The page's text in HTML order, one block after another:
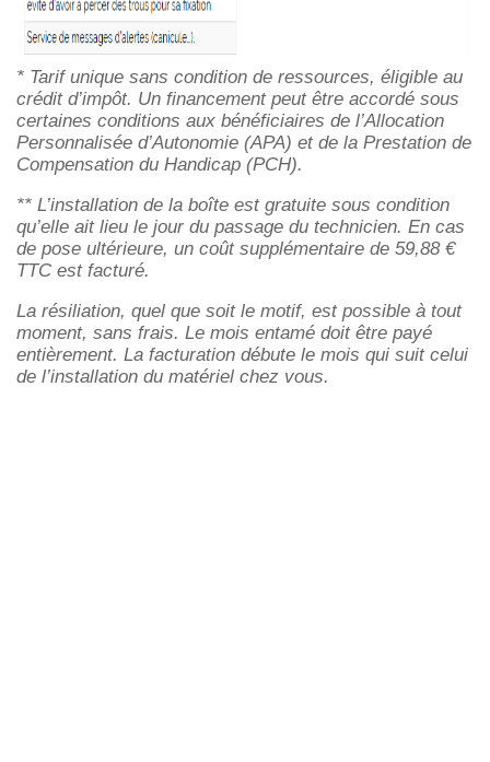
* Tarif unique sans condition de ressources, éligible au
crédit d’impôt. Un financement peut être accordé sous
certaines conditions aux bénéficiaires de l’Allocation
Personnalisée d’Autonomie (APA) et de la Prestation de
Compensation du Handicap (PCH).
** L’installation de la boîte est gratuite sous condition
qu’elle ait lieu le jour du passage du technicien. En cas
de pose ultérieure, un coût supplémentaire de 59,88 €
TTC est facturé.
La résiliation, quel que soit le motif, est possible à tout
moment, sans frais. Le mois entamé doit être payé
entièrement. La facturation débute le mois qui suit celui
de l’installation du matériel chez vous.